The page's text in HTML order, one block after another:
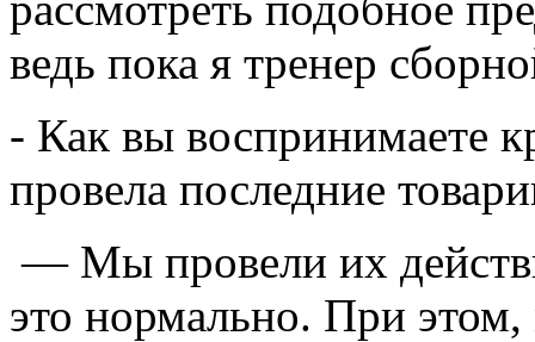
ведь пока я тренер
- Как вы воспринимаете
провела последние
— Мы провели их
это нормально. При